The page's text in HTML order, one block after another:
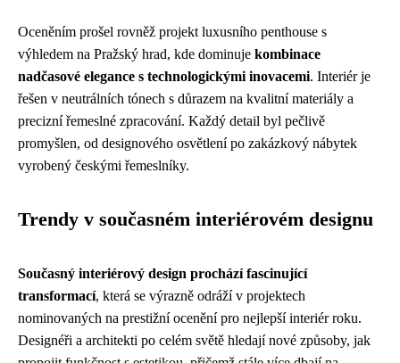
Oceněním prošel rovněž projekt luxusního penthouse s
výhledem na Pražský hrad, kde dominuje kombinace
nadčasové elegance s technologickými inovacemi. Interiér je
řešen v neutrálních tónech s důrazem na kvalitní materiály a
precizní řemeslné zpracování. Každý detail byl pečlivě
promyšlen, od designového osvětlení po zakázkový nábytek
vyrobený českými řemeslníky.
Trendy v současném interiérovém designu
Současný interiérový design prochází fascinující
transformací, která se výrazně odráží v projektech
nominovaných na prestižní ocenění pro nejlepší interiér roku.
Designéři a architekti po celém světě hledají nové způsoby, jak